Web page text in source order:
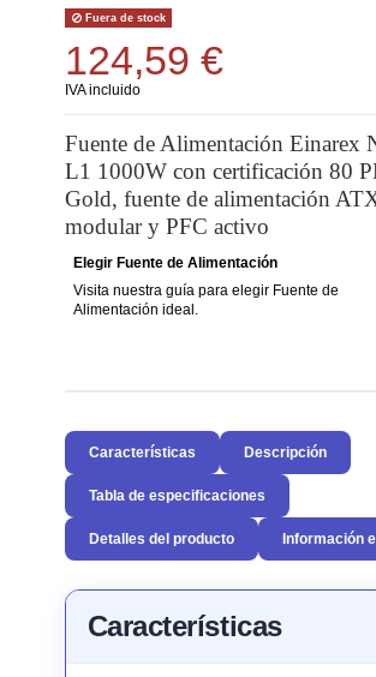
Fuera de stock
124,59 €
IVA incluido
Fuente de Alimentación Einarex
L1 1000W con certificación 80
Gold, fuente de alimentación
modular y PFC activo
Elegir Fuente de Alimentación
Visita nuestra guía para elegir Fuente de
Alimentación ideal.
Características Descripción
Tabla de especificaciones
Detalles del producto Información
Características